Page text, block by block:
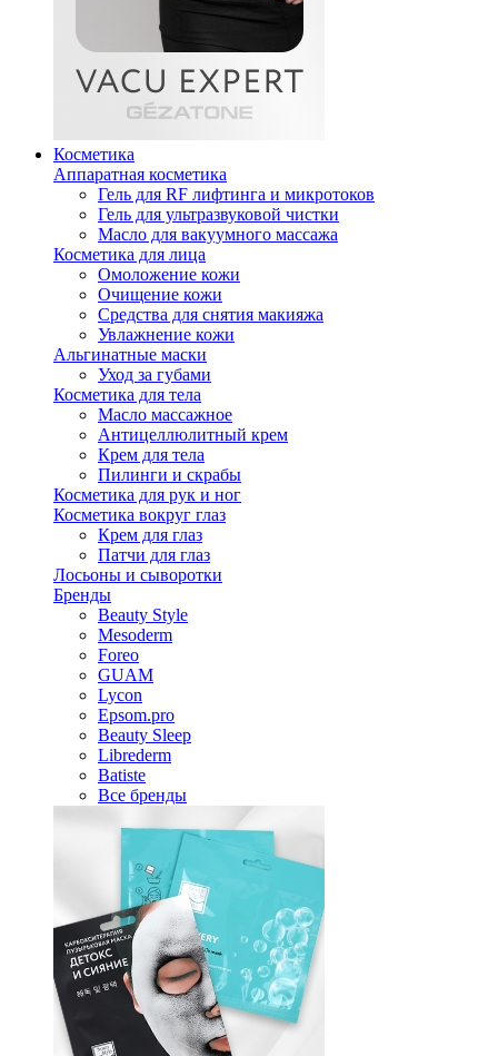
Косметика
Аппаратная косметика
Гель для RF лифтинга и микротоков
Гель для ультразвуковой чистки
Масло для вакуумного массажа
Косметика для лица
Омоложение кожи
Очищение кожи
Средства для снятия макияжа
Увлажнение кожи
Альгинатные маски
Уход за губами
Косметика для тела
Масло массажное
Антицеллюлитный крем
Крем для тела
Пилинги и скрабы
Косметика для рук и ног
Косметика вокруг глаз
Крем для глаз
Патчи для глаз
Лосьоны и сыворотки
Бренды
Beauty Style
Mesoderm
Foreo
GUAM
Lycon
Epsom.pro
Beauty Sleep
Librederm
Batiste
Все бренды